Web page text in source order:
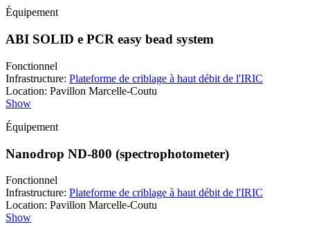
Équipement
ABI SOLID e PCR easy bead system
Fonctionnel
Infrastructure: Plateforme de criblage à haut débit de l'IRIC
Location: Pavillon Marcelle-Coutu
Show
Équipement
Nanodrop ND-800 (spectrophotometer)
Fonctionnel
Infrastructure: Plateforme de criblage à haut débit de l'IRIC
Location: Pavillon Marcelle-Coutu
Show